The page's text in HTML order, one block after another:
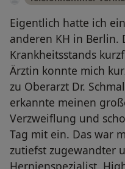
Eigentlich hatte ich
anderen KH in Berlin.
Krankheitsstands
Ärztin konnte mich
zu Oberarzt Dr.
erkannte meinen
Verzweiflung und
Tag mit ein. Das war
zutiefst zugewandter
Hernienspezialist,